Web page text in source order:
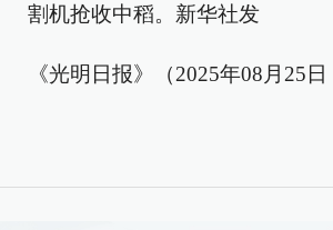
割机抢收中稻。新华社发
《光明日报》（2025年08月25日